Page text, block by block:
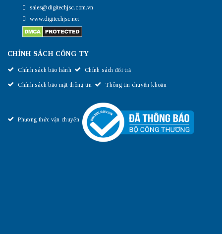
sales@digitechjsc.com.vn
www.digitechjsc.net
CHÍNH SÁCH CÔNG TY
Chính sách bảo hành Chính sách đổi trả
Chính sách bảo mật thông tin Thông tin chuyển khoản
Phương thức vận chuyển